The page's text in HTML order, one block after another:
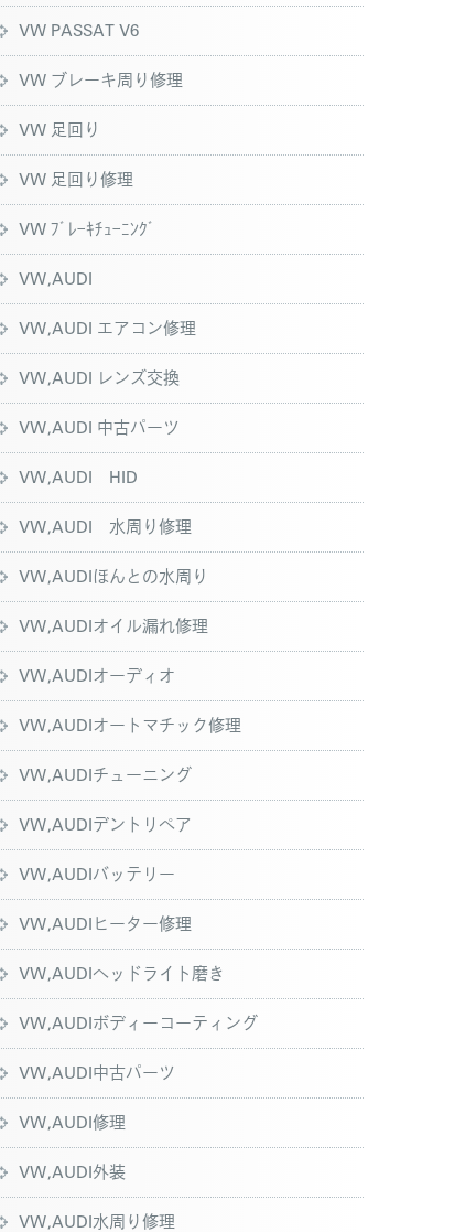
VW PASSAT V6
VW ブレーキ周り修理
VW 足回り
VW 足回り修理
VW ﾌﾞﾚｰｷﾁｭｰﾆﾝｸﾞ
VW,AUDI
VW,AUDI エアコン修理
VW,AUDI レンズ交換
VW,AUDI 中古パーツ
VW,AUDI HID
VW,AUDI 水周り修理
VW,AUDIほんとの水周り
VW,AUDIオイル漏れ修理
VW,AUDIオーディオ
VW,AUDIオートマチック修理
VW,AUDIチューニング
VW,AUDIデントリペア
VW,AUDIバッテリー
VW,AUDIヒーター修理
VW,AUDIヘッドライト磨き
VW,AUDIボディーコーティング
VW,AUDI中古パーツ
VW,AUDI修理
VW,AUDI外装
VW,AUDI水周り修理